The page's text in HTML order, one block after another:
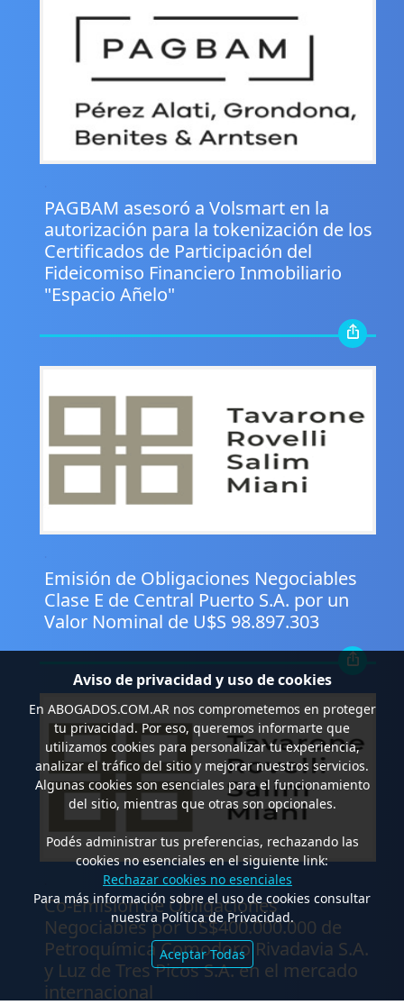
PAGBAM asesoró a Volsmart en la
autorización para la tokenización de los
Certificados de Participación del
Fideicomiso Financiero Inmobiliario
"Espacio Añelo"
Emisión de Obligaciones Negociables
Clase E de Central Puerto S.A. por un
Valor Nominal de U$S 98.897.303
Co-Emisión de Obligaciones
Negociables por US$400.000.000 de
Petroquímica Comodoro Rivadavia S.A.
y Luz de Tres Picos S.A. en el mercado
internacional
Aviso de privacidad y uso de cookies
En ABOGADOS.COM.ARnos comprometemos en proteger
tu privacidad. Por eso, queremos informarte que
utilizamos cookies para personalizar tu experiencia,
analizar el tráfico del sitio y mejorar nuestros servicios.
Algunas cookies son esenciales para el funcionamiento
del sitio, mientras que otras son opcionales.
Podés administrar tus preferencias, rechazando las
cookies no esenciales en el siguiente link:
Rechazar cookies no esenciales
Para más información sobre el uso de cookies consultar
nuestra Política de Privacidad.
Aceptar Todas